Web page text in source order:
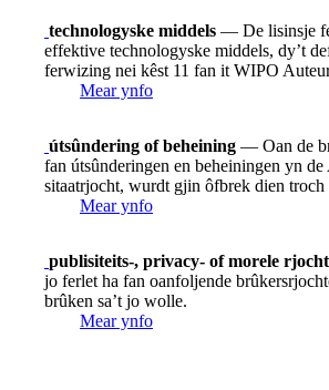
technologyske middels — De lisinsje
effektive technologyske middels, dy’t
ferwizing nei kêst 11 fan it WIPO
Mear ynfo
útsûndering of beheining — Oan de
fan útsûnderingen en beheiningen yn
sitaatrjocht, wurdt gjin ôfbrek dien troch
Mear ynfo
publisiteits-, privacy- of morele
jo ferlet ha fan oanfoljende
brûken sa’t jo wolle.
Mear ynfo